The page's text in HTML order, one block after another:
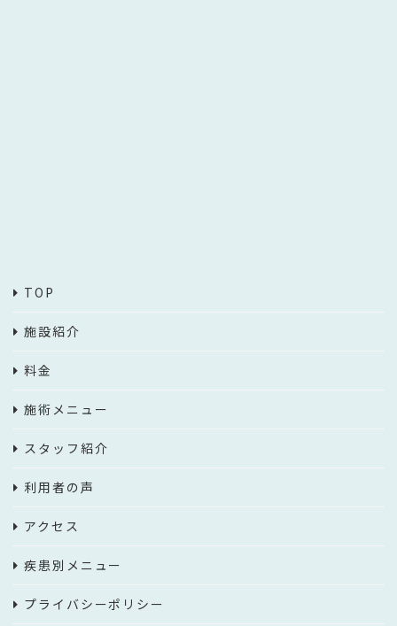
TOP
施設紹介
料金
施術メニュー
スタッフ紹介
利用者の声
アクセス
疾患別メニュー
プライバシーポリシー